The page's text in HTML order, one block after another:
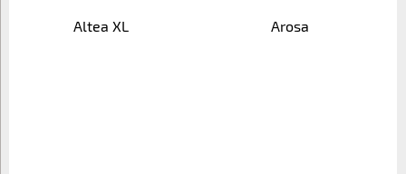
Altea XL Arosa